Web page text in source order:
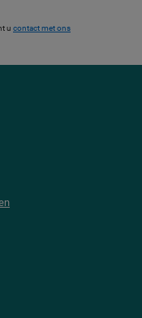
u contact met ons